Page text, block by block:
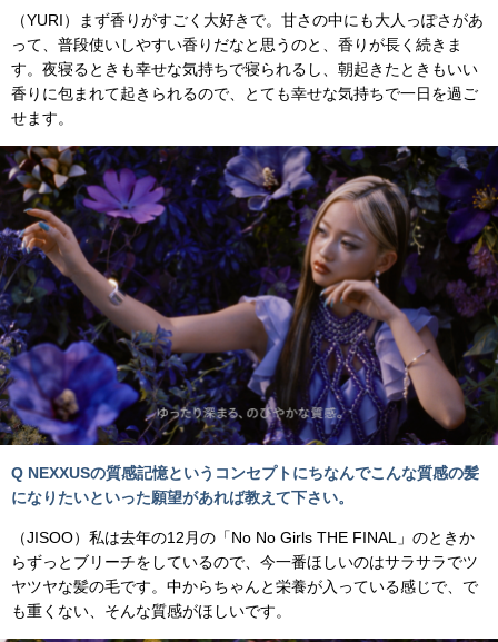
（YURI）まず香りがすごく大好きで。甘さの中にも大人っぽさがあ
って、普段使いしやすい香りだなと思うのと、香りが長く続きま
す。夜寝るときも幸せな気持ちで寝られるし、朝起きたときもいい
香りに包まれて起きられるので、とても幸せな気持ちで一日を過ご
せます。
Q NEXXUSの質感記憶というコンセプトにちなんでこんな質感の髪
になりたいといった願望があれば教えて下さい。
（JISOO）私は去年の12月の「No No Girls THE FINAL」のときか
らずっとブリーチをしているので、今一番ほしいのはサラサラでツ
ヤツヤな髪の毛です。中からちゃんと栄養が入っている感じで、で
も重くない、そんな質感がほしいです。